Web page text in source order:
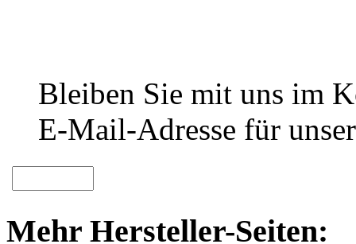
Bleiben Sie mit uns im
E-Mail-Adresse für
Mehr Hersteller-Seiten: